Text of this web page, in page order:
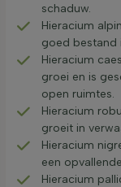
schaduw.
Hieracium
goed bestand
Hieracium
groei en is
open ruimtes.
Hieracium
groeit in
Hieracium
een
Hieracium